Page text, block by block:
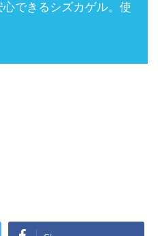
できるシズカゲル。使